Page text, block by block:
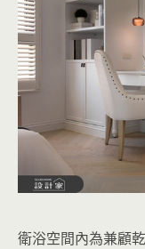
衛浴空間內為兼顧